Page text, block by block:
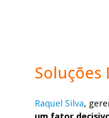
Soluções
Raquel Silva,